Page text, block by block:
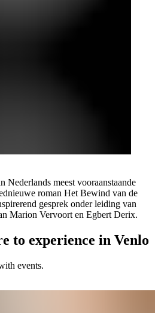
Nederlands meest vooraanstaande
roman Het Bewind van de
gesprek onder leiding van
Marion Vervoort en Egbert Derix.
to experience in Venlo
events.